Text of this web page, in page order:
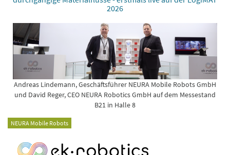
NEURA Mobile Robots präsentiert integrierte Lösung für
durchgängige Materialflüsse - erstmals live auf der LogiMAT
2026
Andreas Lindemann, Geschäftsführer NEURA Mobile Robots GmbH
und David Reger, CEO NEURA Robotics GmbH auf dem Messestand